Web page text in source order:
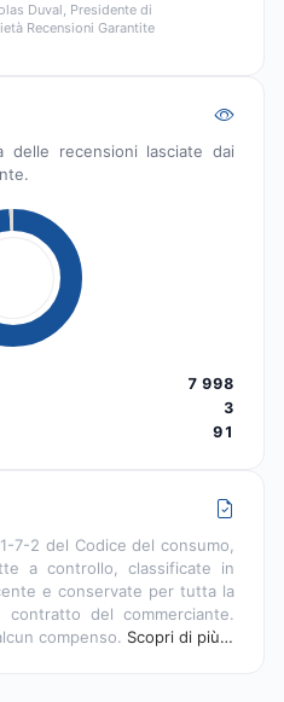
Duval, Presidente di
Recensioni Garantite
recensioni lasciate dai
7 998
3
91
7-2 del Codice del consumo,
a controllo, classificate in
e conservate per tutta la
del commerciante.
compenso. Scopri di più…